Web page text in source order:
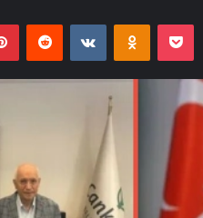
PinterestReddit VKontakte